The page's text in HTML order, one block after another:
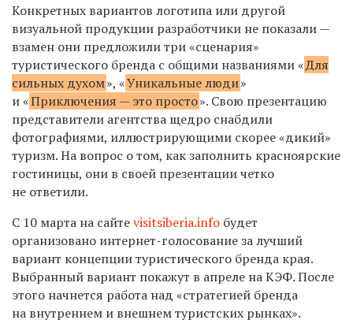
Конкретных вариантов логотипа или другой
визуальной продукции разработчики не показали —
взамен они предложили три «сценария»
туристического бренда с общими названиями «Для
сильных духом», «Уникальные люди»
и «Приключения — это просто». Свою презентацию
представители агентства щедро снабдили
фотографиями, иллюстрирующими скорее «дикий»
туризм. На вопрос о том, как заполнить красноярские
гостиницы, они в своей презентации четко
не ответили.
С 10 марта на сайтеvisitsiberia.info будет
организовано интернет-голосование за лучший
вариант концепции туристического бренда края.
Выбранный вариант покажут в апреле на КЭФ. После
этого начнется работа над «стратегией бренда
на внутреннем и внешнем туристских рынках».